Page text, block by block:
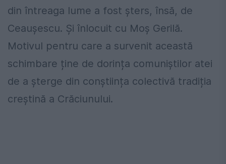
din întreaga lume a fost șters, însă, de
Ceaușescu. Și înlocuit cu Moș Gerilă.
Motivul pentru care a survenit această
schimbare ține de dorința comuniștilor atei
de a șterge din conștiința colectivă tradiția
creștină a Crăciunului.